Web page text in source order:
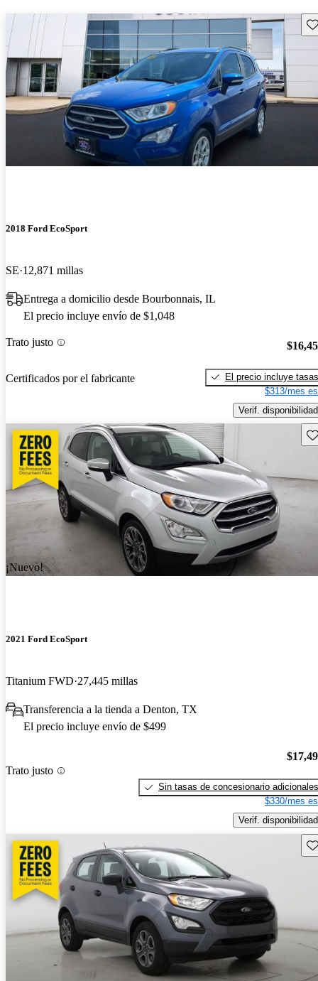
2018 Ford EcoSport
SE 12,871 millas
Entrega a domicilio desde Bourbonnais, IL
El precio incluye envío de $1,048
Trato justo
Certificados por el fabricante
El precio incluye tasas
$313/mes
Verif. disponibilidad
¡Nuevo!
2021 Ford EcoSport
Titanium FWD 27,445 millas
Transferencia a la tienda a Denton, TX
El precio incluye envío de $499
Trato justo
Sin tasas de concesionario adicionales
$330/mes
Verif. disponibilidad